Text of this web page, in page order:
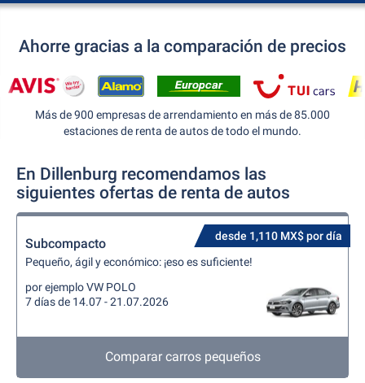
Ahorre gracias a la comparación de precios
Más de 900 empresas de arrendamiento en más de 85.000
estaciones de renta de autos de todo el mundo.
En Dillenburg recomendamos las
siguientes ofertas de renta de autos
desde 1,110 MX$ por día
Subcompacto
Pequeño, ágil y económico: ¡eso es suficiente!
por ejemplo VW POLO
7 días de 14.07 - 21.07.2026
Comparar carros pequeños